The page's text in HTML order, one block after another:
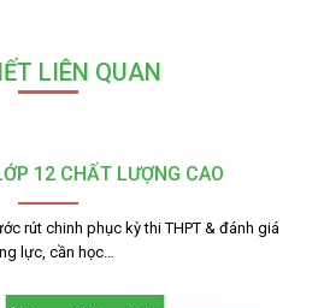
LIÊN QUAN
12 CHẤT LƯỢNG CAO
rút chinh phục kỳ thi THPT & đánh giá
lực, cần học…